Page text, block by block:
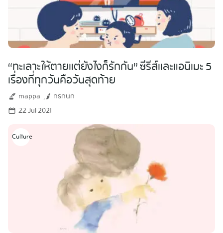
“ทะเลาะให้ตายแต่ยังไงก็รักกัน” ซีรีส์และแอนิเมะ 5
เรื่องที่ทุกวันคือวันสุดท้าย
mappa
กรกนก
22 Jul 2021
Culture